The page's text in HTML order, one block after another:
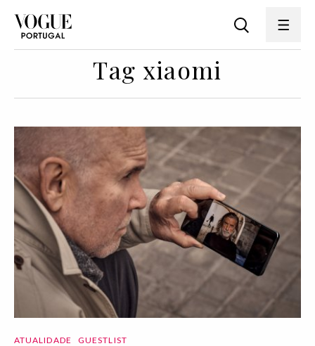
Tag xiaomi
ATUALIDADE GUESTLIST